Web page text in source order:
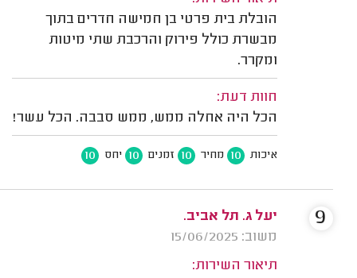
הובלת בית פרטי בן חמישה חדרים בתוך
מבשרת כולל פירוק והרכבת שתי מיטות
ומקרר.
חוות דעת:
הכל היה אחלה ממש, ממש סבבה. הכל עשר!
איכות 10 מחיר 10 זמנים 10 יחס 10
יעל ג. תל אביב.
משוב: 15/06/2025
תיאור השירות:
9